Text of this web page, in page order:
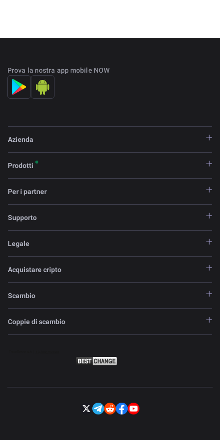
Prova la nostra app mobile NOW
Azienda
Prodotti
Per i partner
Supporto
Legale
Acquistare cripto
Scambio
Coppie di scambio